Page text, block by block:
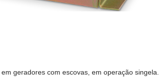
geradores com escovas, em operação singela.